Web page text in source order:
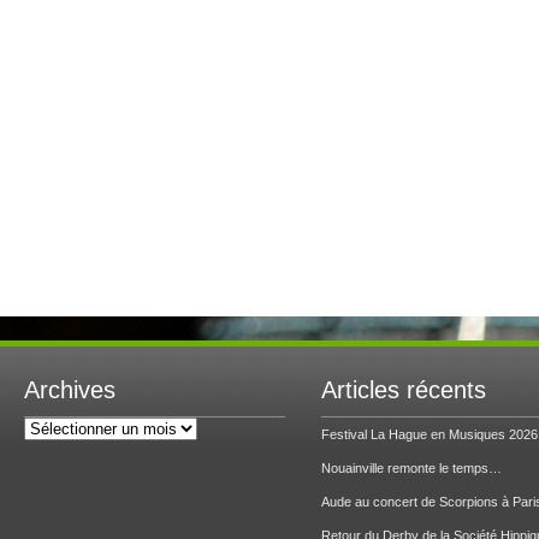
Archives
Archives
Articles récents
Festival La Hague en Musiques 2026
Nouainville remonte le temps…
Aude au concert de Scorpions à
Retour du Derby de la Société